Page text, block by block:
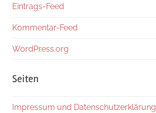
Eintrags-Feed
Kommentar-Feed
WordPress.org
Seiten
Impressum und Datenschutzerklärung